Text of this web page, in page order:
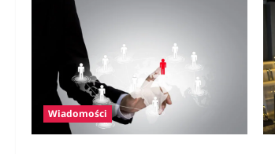
pracy?
Wiadomości